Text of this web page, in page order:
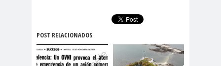
POST RELACIONADOS